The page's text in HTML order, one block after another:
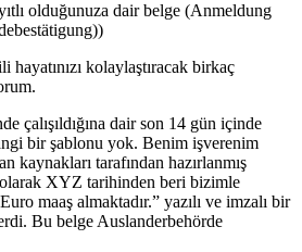
olduğunuza dair belge (Anmeldung
kolaylaştıracak birkaç
çalışıldığına dair son 14 gün içinde
bir şablonu yok. Benim işverenim
kaynakları tarafından hazırlanmış
XYZ tarihinden beri bizimle
maaş almaktadır.” yazılı ve imzalı bir
Bu belge Auslanderbehörde